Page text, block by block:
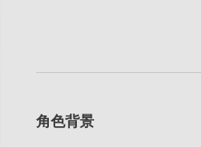
角色背景